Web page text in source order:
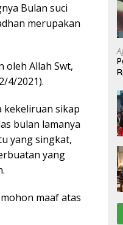
Bulan suci
merupakan
oleh Allah Swt,
4/2021).
kekeliruan sikap
bulan lamanya
yang singkat,
yang
maaf atas